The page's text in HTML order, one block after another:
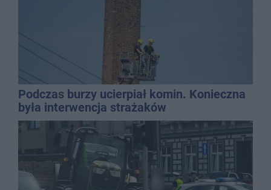
Podczas burzy ucierpiał komin. Konieczna
była interwencja strażaków